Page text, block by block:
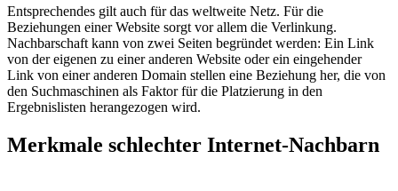
Entsprechendes gilt auch für das weltweite Netz. Für die
Beziehungen einer Website sorgt vor allem die Verlinkung.
Nachbarschaft kann von zwei Seiten begründet werden: Ein Link
von der eigenen zu einer anderen Website oder ein eingehender
Link von einer anderen Domain stellen eine Beziehung her, die von
den Suchmaschinen als Faktor für die Platzierung in den
Ergebnislisten herangezogen wird.
Merkmale schlechter Internet-Nachbarn